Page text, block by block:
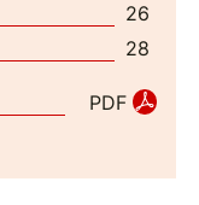
26
28
PDF